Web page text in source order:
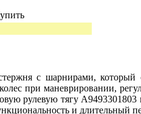
с шарнирами, который
при маневрировании,
рулевую тягу
и